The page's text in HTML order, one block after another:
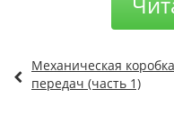
Механическая коробка
передач (часть 1)